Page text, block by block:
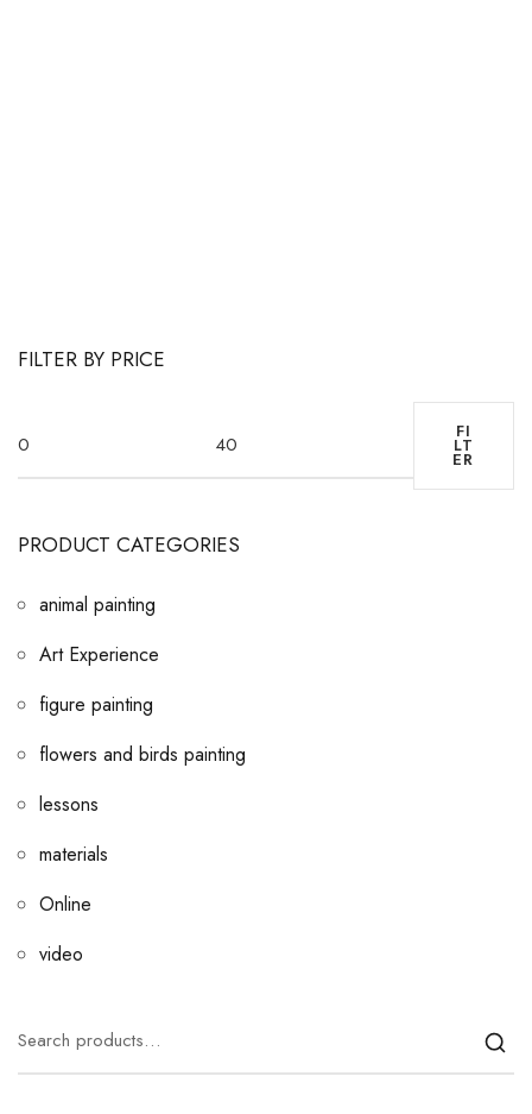
FILTER BY PRICE
FI
LT
ER
PRODUCT CATEGORIES
animal painting
Art Experience
figure painting
flowers and birds painting
lessons
materials
Online
video